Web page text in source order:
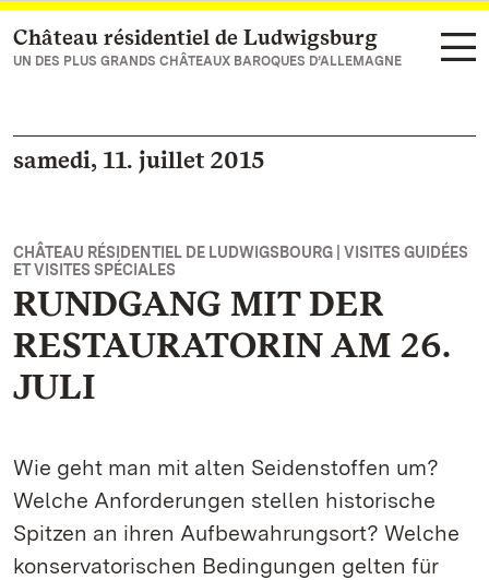
Vers la page d’accueil
Château résidentiel de Ludwigsburg
UN DES PLUS GRANDS CHÂTEAUX BAROQUES D’ALLEMAGNE
samedi, 11. juillet 2015
CHÂTEAU RÉSIDENTIEL DE LUDWIGSBOURG | VISITES GUIDÉES
ET VISITES SPÉCIALES
RUNDGANG MIT DER
RESTAURATORIN AM 26.
JULI
Wie geht man mit alten Seidenstoffen um?
Welche Anforderungen stellen historische
Spitzen an ihren Aufbewahrungsort? Welche
konservatorischen Bedingungen gelten für